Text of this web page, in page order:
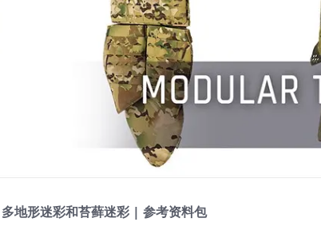
多地形迷彩和苔藓迷彩 | 参考资料包